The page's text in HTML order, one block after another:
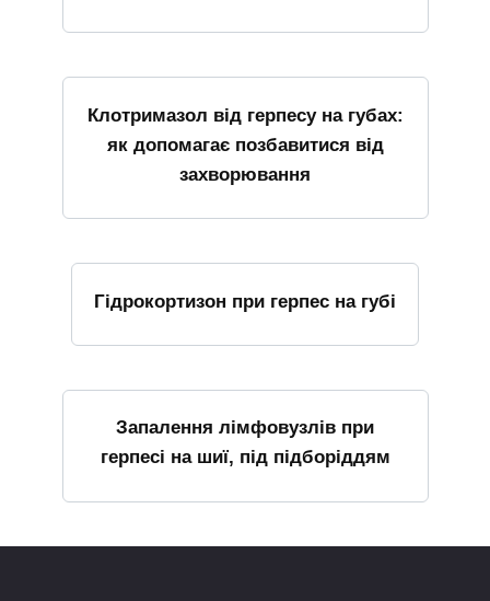
Клотримазол від герпесу на губах:
як допомагає позбавитися від
захворювання
Гідрокортизон при герпес на губі
Запалення лімфовузлів при
герпесі на шиї, під підборіддям